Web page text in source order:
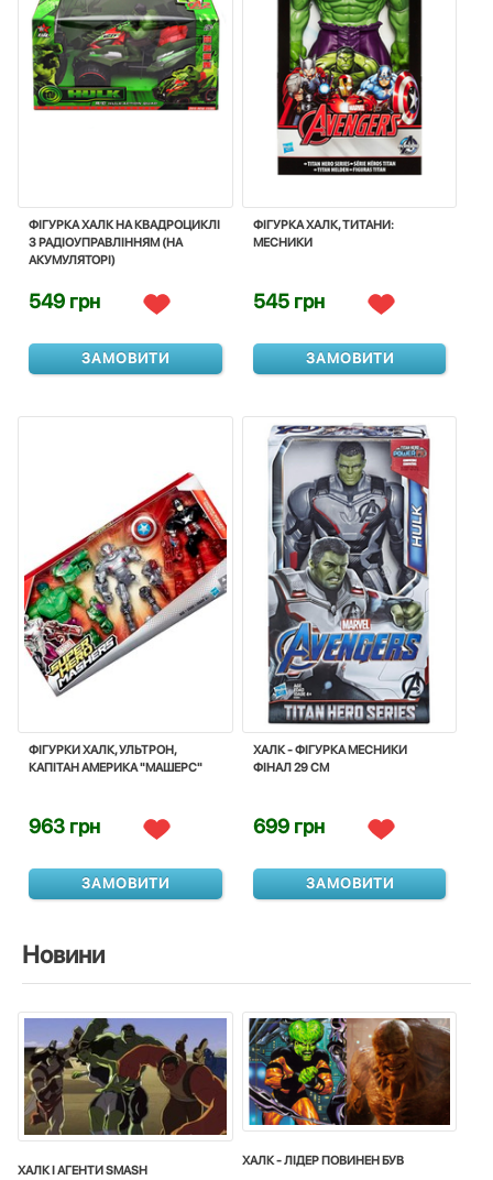
ФІГУРКА ХАЛК НА КВАДРОЦИКЛІ
З РАДІОУПРАВЛІННЯМ (НА
АКУМУЛЯТОРІ)
549 грн
ЗАМОВИТИ
ФІГУРКА ХАЛК, ТИТАНИ:
МЕСНИКИ
545 грн
ЗАМОВИТИ
ФІГУРКИ ХАЛК, УЛЬТРОН,
КАПІТАН АМЕРИКА "МАШЕРС"
963 грн
ЗАМОВИТИ
ХАЛК - ФІГУРКА МЕСНИКИ
ФІНАЛ 29 СМ
699 грн
ЗАМОВИТИ
Новини
ХАЛК І АГЕНТИ SMASH
ХАЛК - ЛІДЕР ПОВИНЕН БУВ